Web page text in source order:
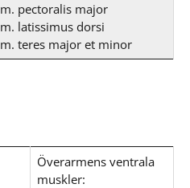
m. pectoralis major
m. latissimus dorsi
m. teres major et minor
Överarmens ventrala
muskler: